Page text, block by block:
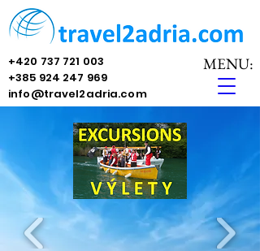
MENU:
+420 737 721 003
+385 924 247 969
info@travel2adria.com